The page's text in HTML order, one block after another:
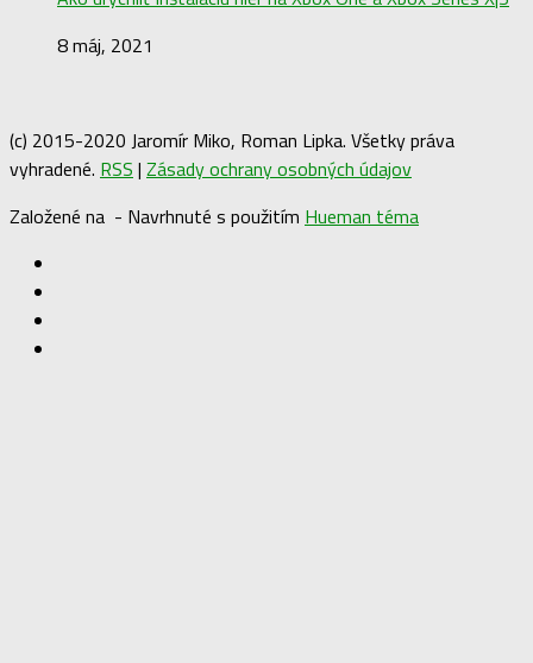
8 máj, 2021
(c) 2015-2020 Jaromír Miko, Roman Lipka. Všetky práva
vyhradené. RSS | Zásady ochrany osobných údajov
Založené na - Navrhnuté s použitím Hueman téma